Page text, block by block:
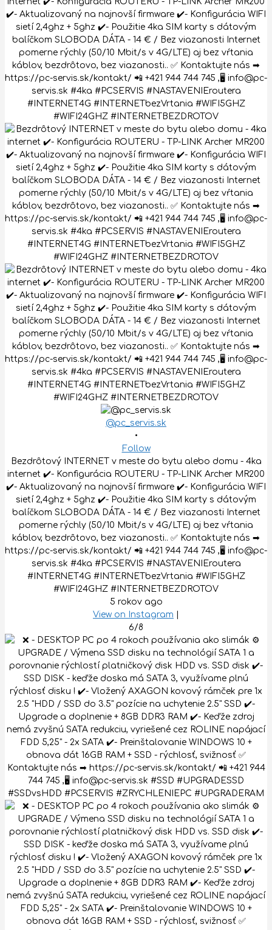
@pc_servis.sk
•
Follow
Bezdrôtový INTERNET v meste do bytu alebo domu - 4ka
internet ✔️- Konfigurácia ROUTERU - TP-LINK Archer MR200
✔️- Aktualizovaný na najnovší firmware ✔️- Konfigurácia WIFI
sietí 2,4ghz + 5ghz ✔️- Použitie 4ka SIM karty s dátovým
balíčkom SLOBODA DÁTA - 14 € / Bez viazanosti Internet
pomerne rýchly (50/10 Mbit/s v 4G/LTE) aj bez vŕtania
káblov, bezdrôtovo, bez viazanosti.. ✅ Kontaktujte nás ➡
https://pc-servis.sk/kontakt/ 📲 +421 944 744 745 ,🖥 info@pc-
servis.sk #4ka #PCSERVIS #NASTAVENIEroutera
#INTERNET4G #INTERNETbezVrtania #WIFI5GHZ
#WIFI24GHZ #INTERNETBEZDROTOV
5 rokov ago
View on Instagram |
6/8